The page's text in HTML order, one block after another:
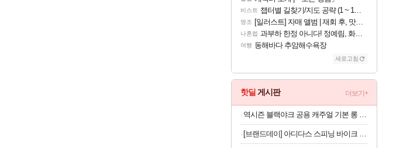
비스트 챕터별 길찾기/지도 공략 (1 ~ 12장)
명조 [일러스트] 자매 앨범 | 재회 후, 맛집에서
나혼렙 과부하 한정 아니다! 정예림, 화속성 서포터 세대 교체
여행 동해바다 추암해수욕장
새로고침
핫딜 게시판 더보기+
역시즌 블랙야크 공용 캐주얼 기본 롱 벤치 구스 다운자켓
[브랜드데이] 아디다스 스피닝 바이크 C-21x 실내 자전거 스핀 헬스 사이클 유산소 운동기구 홈트